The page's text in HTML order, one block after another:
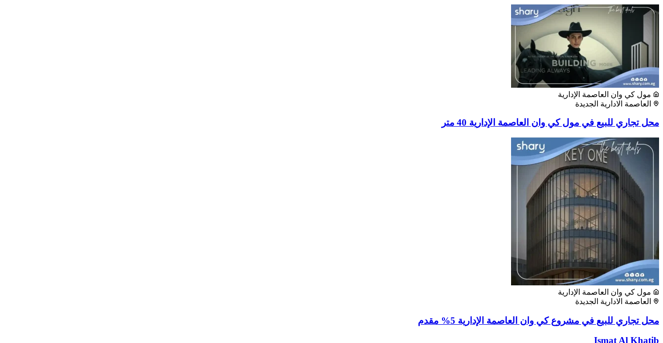
مول كي وان العاصمة الإدارية
العاصمة الادارية الجديدة
محل تجاري للبيع في مول كي وان العاصمة الإدارية 40 متر
مول كي وان العاصمة الإدارية
العاصمة الادارية الجديدة
محل تجاري للبيع في مشروع كي وان العاصمة الإدارية 5% مقدم
Ismat Al Khatib